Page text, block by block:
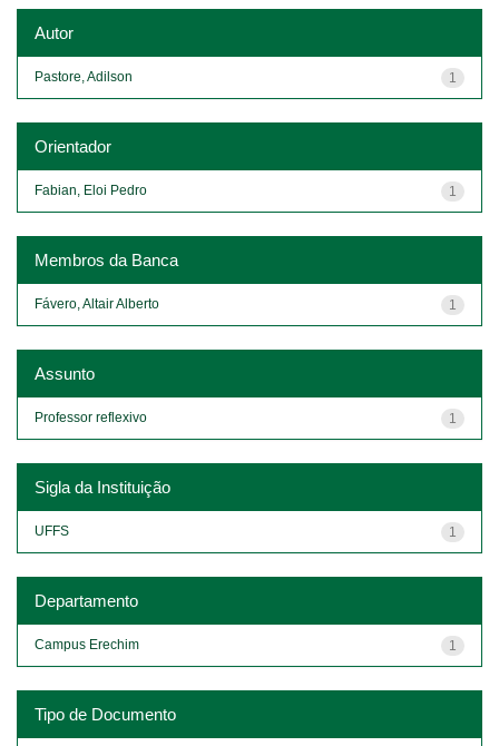
Autor
1
Pastore, Adilson
Orientador
1
Fabian, Eloi Pedro
Membros da Banca
1
Fávero, Altair Alberto
Assunto
1
Professor reflexivo
Sigla da Instituição
1
UFFS
Departamento
1
Campus Erechim
Tipo de Documento